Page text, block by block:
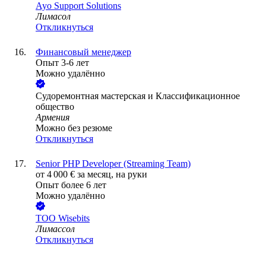
Ayo Support Solutions
Лимасол
Откликнуться
Финансовый менеджер
Опыт 3-6 лет
Можно удалённо
Cудоремонтная мастерская и Классификационное
общество
Армения
Можно без резюме
Откликнуться
Senior PHP Developer (Streaming Team)
от 4 000 € за месяц, на руки
Опыт более 6 лет
Можно удалённо
ТОО Wisebits
Лимассол
Откликнуться